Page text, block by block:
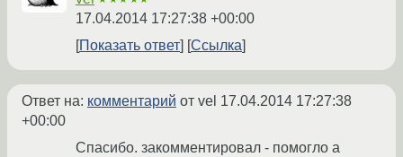
17.04.2014 17:27:38 +00:00
Показать ответ
Ссылка
Ответ на: комментарий от vel 17.04.2014 17:27:38
+00:00
Спасибо. закомментировал - помогло а